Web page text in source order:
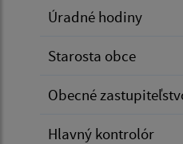
Úradné hodiny
Starosta obce
Obecné
Hlavný kontrolór